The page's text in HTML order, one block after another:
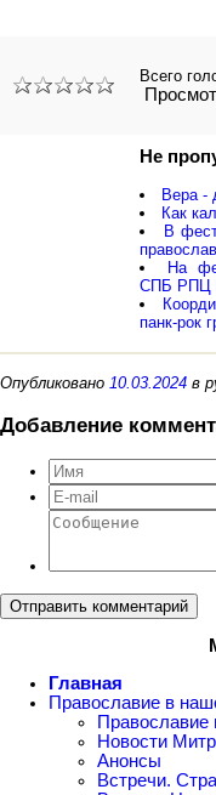
Всего
Не
Вера -
Как
В
На
СПБ РПЦ
панк-рок
Опубликовано 10.03.2024 в
Добавление
Отправить комментарий
Главная
Православие в
Православие
Новости
Анонсы
Встречи.